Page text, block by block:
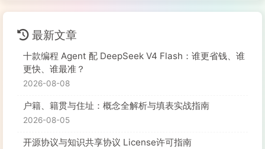
最新文章
十款编程 Agent 配 DeepSeek V4 Flash：谁更省钱、谁
更快、谁最准？
2026-08-08
户籍、籍贯与住址：概念全解析与填表实战指南
2026-08-05
开源协议与知识共享协议 License许可指南